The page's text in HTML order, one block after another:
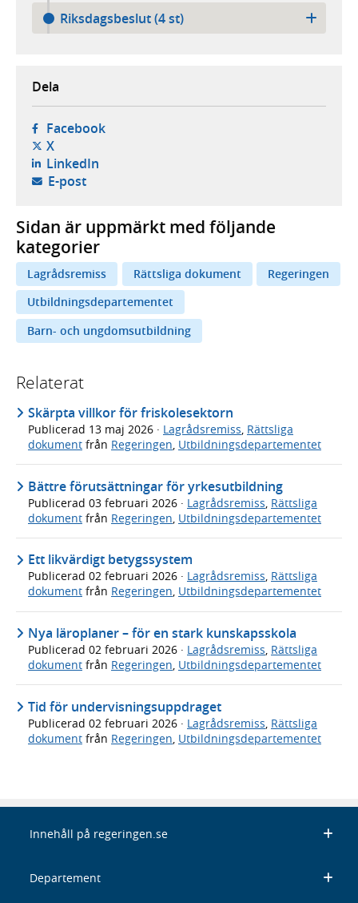
Riksdagsbeslut (4 st)
Dela
Facebook- öppnas i ny flik, extern webbplats,
X- öppnas i ny flik, extern webbplats,
LinkedIn- öppnas i ny flik, extern webbplats,
E-post- öppnar din e-postklient,
Sidan är uppmärkt med följande
kategorier
Lagrådsremiss Rättsliga dokument
Regeringen
Utbildningsdepartementet
Barn- och ungdomsutbildning
Relaterat
Skärpta villkor för friskolesektorn
Publicerad 13 maj 2026 · Lagrådsremiss, Rättsliga
dokument från Regeringen, Utbildningsdepartementet
Bättre förutsättningar för yrkesutbildning
Publicerad 03 februari 2026 · Lagrådsremiss Rättsliga
dokument från Regeringen Utbildningsdepartementet
Ett likvärdigt betygssystem
Publicerad 02 februari 2026 · Lagrådsremiss, Rättsliga
dokument från Regeringen, Utbildningsdepartementet
Nya läroplaner – för en stark kunskapsskola
Publicerad 02 februari 2026 · Lagrådsremiss, Rättsliga
dokument från Regeringen, Utbildningsdepartementet
Tid för undervisningsuppdraget
Publicerad 02 februari 2026 · Lagrådsremiss Rättsliga
dokument från Regeringen Utbildningsdepartementet
Innehåll på regeringen.se
Departement